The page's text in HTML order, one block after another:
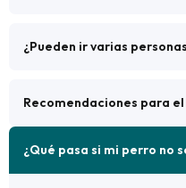
¿Pueden ir varias
Recomendaciones para
¿Qué pasa si mi perro no